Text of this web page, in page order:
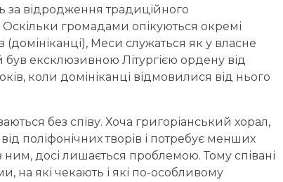
за відродження традиційного
Оскільки громадами опікуються окремі
Меси служаться як у власне
був ексклюзивною Літургією ордену від
коли домініканці відмовилися від нього
без співу. Хоча григоріанський хорал,
поліфонічних творів і потребує менших
ним, досі лишається проблемою. Тому співані
на які чекають і які по-особливому